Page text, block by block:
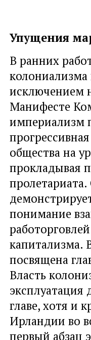
Упущения
В ранних
колониализма
исключением
Манифесте
империализм
общества на
прокладывая
понимание
капитализма.
посвящена
Власть
эксплуатация
главе, хотя и
Ирландии во
первый абзац